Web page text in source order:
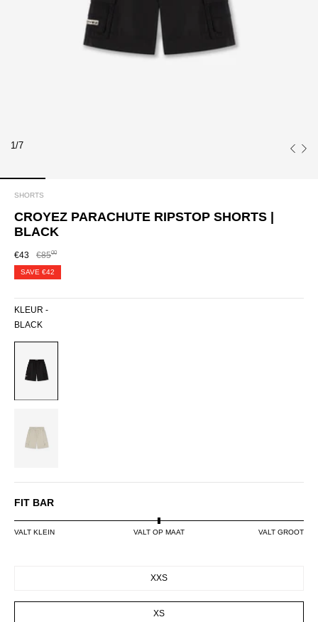
1/7
SHORTS
CROYEZ PARACHUTE RIPSTOP SHORTS |
BLACK
€43 €8500
SAVE €42
KLEUR -
BLACK
FIT BAR
VALT KLEIN VALT OP MAAT VALT GROOT
XXS
XS